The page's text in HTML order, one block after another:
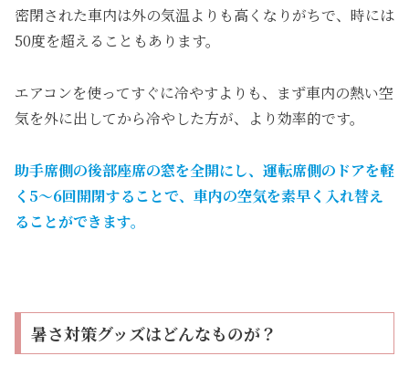
密閉された車内は外の気温よりも高くなりがちで、時には
50度を超えることもあります。
エアコンを使ってすぐに冷やすよりも、まず車内の熱い空
気を外に出してから冷やした方が、より効率的です。
助手席側の後部座席の窓を全開にし、運転席側のドアを軽
く5～6回開閉することで、車内の空気を素早く入れ替え
ることができます。
暑さ対策グッズはどんなものが？